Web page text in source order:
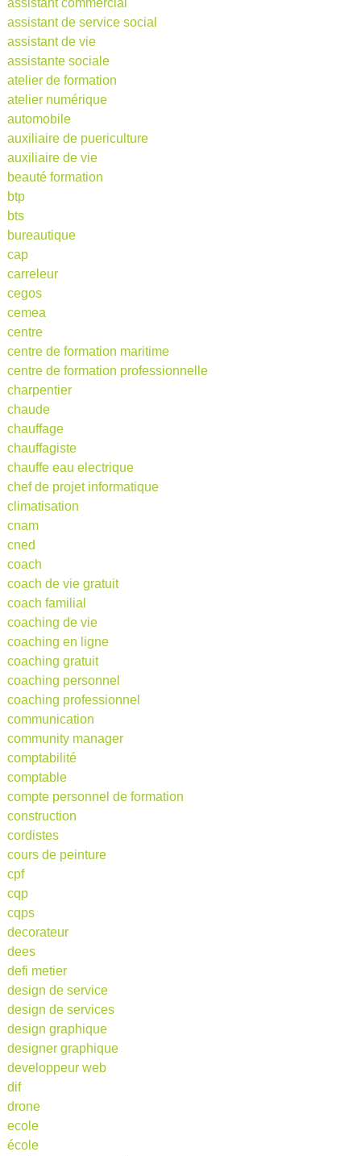
assistant de service social
assistant de vie
assistante sociale
atelier de formation
atelier numérique
automobile
auxiliaire de puericulture
auxiliaire de vie
beauté formation
btp
bts
bureautique
cap
carreleur
cegos
cemea
centre
centre de formation maritime
centre de formation professionnelle
charpentier
chaude
chauffage
chauffagiste
chauffe eau electrique
chef de projet informatique
climatisation
cnam
cned
coach
coach de vie gratuit
coach familial
coaching de vie
coaching en ligne
coaching gratuit
coaching personnel
coaching professionnel
communication
community manager
comptabilité
comptable
compte personnel de formation
construction
cordistes
cours de peinture
cpf
cqp
cqps
decorateur
dees
defi metier
design de service
design de services
design graphique
designer graphique
developpeur web
dif
drone
ecole
école